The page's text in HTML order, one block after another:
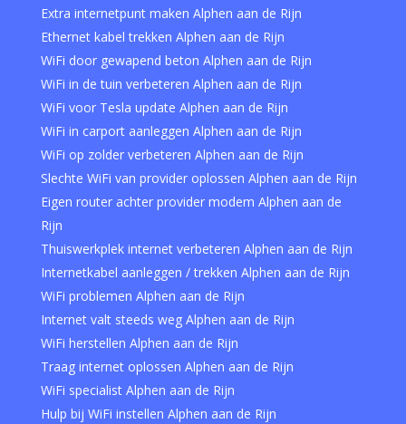
Extra internetpunt maken Alphen aan de Rijn
Ethernet kabel trekken Alphen aan de Rijn
WiFi door gewapend beton Alphen aan de Rijn
WiFi in de tuin verbeteren Alphen aan de Rijn
WiFi voor Tesla update Alphen aan de Rijn
WiFi in carport aanleggen Alphen aan de Rijn
WiFi op zolder verbeteren Alphen aan de Rijn
Slechte WiFi van provider oplossen Alphen aan de Rijn
Eigen router achter provider modem Alphen aan de
Rijn
Thuiswerkplek internet verbeteren Alphen aan de Rijn
Internetkabel aanleggen / trekken Alphen aan de Rijn
WiFi problemen Alphen aan de Rijn
Internet valt steeds weg Alphen aan de Rijn
WiFi herstellen Alphen aan de Rijn
Traag internet oplossen Alphen aan de Rijn
WiFi specialist Alphen aan de Rijn
Hulp bij WiFi instellen Alphen aan de Rijn